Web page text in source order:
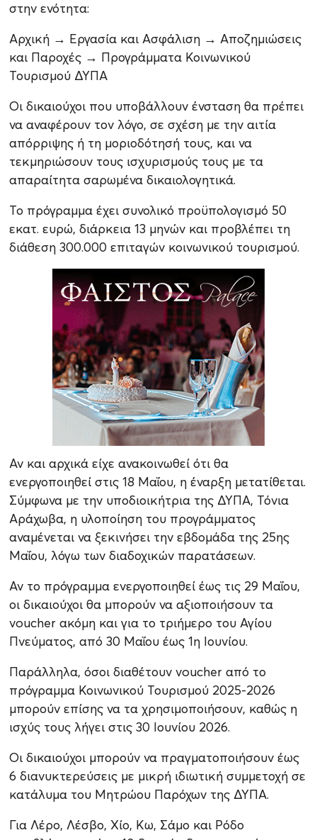
στην ενότητα:
Αρχική → Εργασία και Ασφάλιση → Αποζημιώσεις
και Παροχές → Προγράμματα Κοινωνικού
Τουρισμού ΔΥΠΑ
Οι δικαιούχοι που υποβάλλουν ένσταση θα πρέπει
να αναφέρουν τον λόγο, σε σχέση με την αιτία
απόρριψης ή τη μοριοδότησή τους, και να
τεκμηριώσουν τους ισχυρισμούς τους με τα
απαραίτητα σαρωμένα δικαιολογητικά.
Το πρόγραμμα έχει συνολικό προϋπολογισμό 50
εκατ. ευρώ, διάρκεια 13 μηνών και προβλέπει τη
διάθεση 300.000 επιταγών κοινωνικού τουρισμού.
Αν και αρχικά είχε ανακοινωθεί ότι θα
ενεργοποιηθεί στις 18 Μαΐου, η έναρξη μετατίθεται.
Σύμφωνα με την υποδιοικήτρια της ΔΥΠΑ, Τόνια
Αράχωβα, η υλοποίηση του προγράμματος
αναμένεται να ξεκινήσει την εβδομάδα της 25ης
Μαΐου, λόγω των διαδοχικών παρατάσεων.
Αν το πρόγραμμα ενεργοποιηθεί έως τις 29 Μαΐου,
οι δικαιούχοι θα μπορούν να αξιοποιήσουν τα
voucher ακόμη και για το τριήμερο του Αγίου
Πνεύματος, από 30 Μαΐου έως 1η Ιουνίου.
Παράλληλα, όσοι διαθέτουν voucher από το
πρόγραμμα Κοινωνικού Τουρισμού 2025-2026
μπορούν επίσης να τα χρησιμοποιήσουν, καθώς η
ισχύς τους λήγει στις 30 Ιουνίου 2026.
Οι δικαιούχοι μπορούν να πραγματοποιήσουν έως
6 διανυκτερεύσεις με μικρή ιδιωτική συμμετοχή σε
κατάλυμα του Μητρώου Παρόχων της ΔΥΠΑ.
Για Λέρο, Λέσβο, Χίο, Κω, Σάμο και Ρόδο